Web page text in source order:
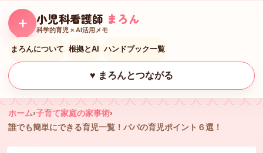
＋ 小児科看護師 まろん
科学的育児 × AI活用メモ
まろんについて 根拠とAI ハンドブック一覧
♥ まろんとつながる
ホーム›子育て家庭の家事術›
誰でも簡単にできる育児一覧！パパの育児ポイント６選！